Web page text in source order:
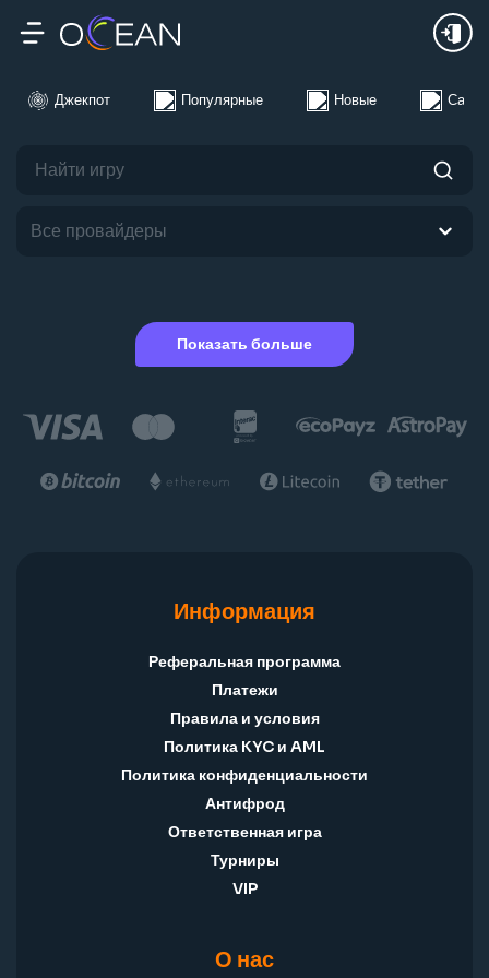
Джекпот Популярные Новые
Все провайдеры
Показать больше
Информация
Реферальная программа
Платежи
Правила и условия
Политика KYC и AML
Политика конфиденциальности
Антифрод
Ответственная игра
Турниры
VIP
О нас
24Ч Неделя